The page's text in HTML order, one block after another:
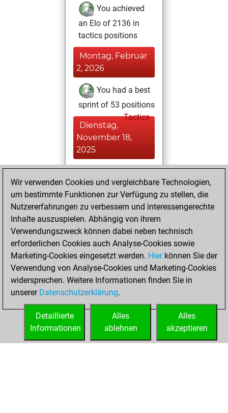
You achieved
an Elo of 2136 in
tactics positions
Montag, Februar
2, 2026
You had a best
sprint of 53 positions
Tactics
Dienstag,
November 18,
2025
You played 2
blitz games
Play
You scored +1
=0 -1 in blitz
Samstag,
November 1, 2025
You played 1
bullet games
Play
You scored +0
=0 -1 in bullet
Wir verwenden Cookies und vergleichbare Technologien,
um bestimmte Funktionen zur Verfügung zu stellen, die
Nutzererfahrungen zu verbessern und interessengerechte
Inhalte auszuspielen. Abhängig von ihrem
Verwendungszweck können dabei neben technisch
erforderlichen Cookies auch Analyse-Cookies sowie
Marketing-Cookies eingesetzt werden. Hierkönnen Sie der
Verwendung von Analyse-Cookies und Marketing-Cookies
widersprechen. Weitere Informationen finden Sie in
unserer Datenschutzerklärung.
Alles
akzeptieren
Alles
ablehnen
Detaillierte
Informationen